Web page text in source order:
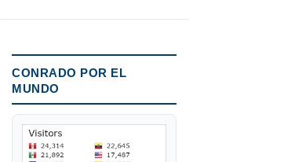
CONRADO POR EL
MUNDO